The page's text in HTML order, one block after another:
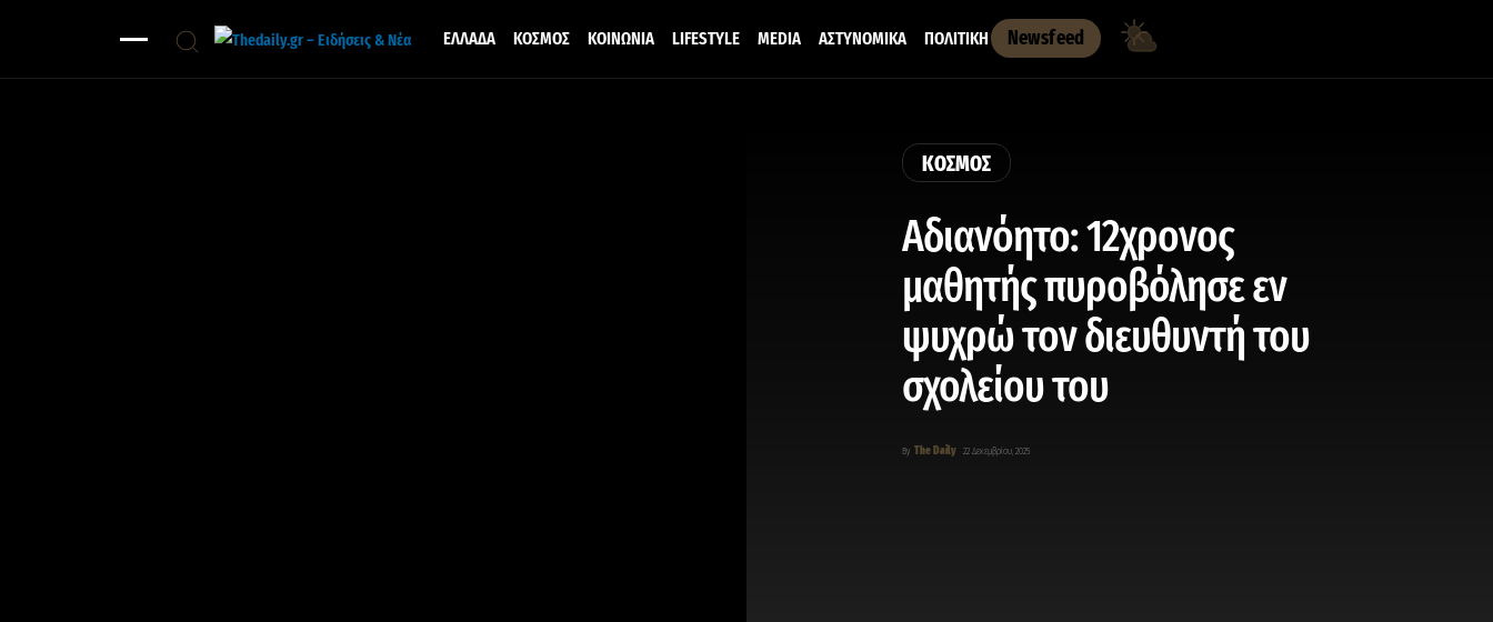
ΕΛΛΑΔΑ ΚΟΣΜΟΣ ΚΟΙΝΩΝΙΑ LIFESTYLE MEDIA ΑΣΤΥΝΟΜΙΚΑ ΠΟΛΙΤΙΚΗ Newsfeed
ΚΟΣΜΟΣ
Αδιανόητο: 12χρονος
μαθητής πυρoβόλησε εν
ψυχρώ τον διευθυντή του
σχολείου του
By The Daily 22 Δεκεμβρίου, 2025